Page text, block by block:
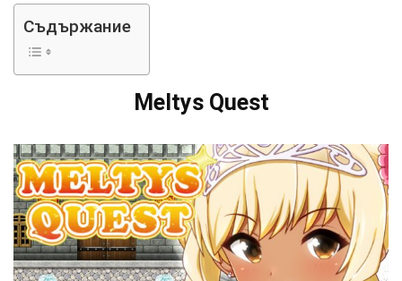
Съдържание
Meltys Quest